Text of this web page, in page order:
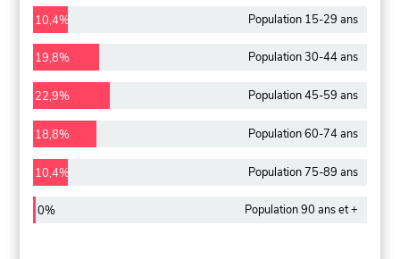
10,4% Population 15-29 ans
19,8% Population 30-44 ans
22,9% Population 45-59 ans
18,8% Population 60-74 ans
10,4% Population 75-89 ans
0% Population 90 ans et +